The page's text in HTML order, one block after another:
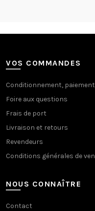
VOS COMMANDES
Conditionnement,
Foire aux questions
Frais de port
Livraison et retours
Revendeurs
Conditions générales de
NOUS CONNAÎTRE
Contact